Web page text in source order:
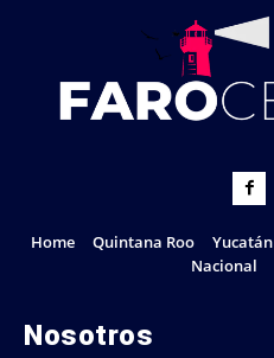
Home Quintana Roo Yucatán
Nacional
Nosotros